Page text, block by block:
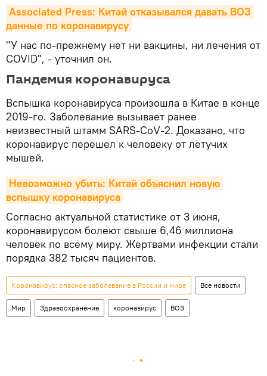
Associated Press: Китай отказывался давать ВОЗ
данные по коронавирусу
"У нас по-прежнему нет ни вакцины, ни лечения от
COVID", - уточнил он.
Пандемия коронавируса
Вспышка коронавируса произошла в Китае в конце
2019-го. Заболевание вызывает ранее
неизвестный штамм SARS-CoV-2. Доказано, что
коронавирус перешел к человеку от летучих
мышей.
Невозможно убить: Китай объяснил новую
вспышку коронавируса
Согласно актуальной статистике от 3 июня,
коронавирусом болеют свыше 6,46 миллиона
человек по всему миру. Жертвами инфекции стали
порядка 382 тысяч пациентов.
Коронавирус: опасное заболевание в России и мире Все новости
Мир Здравоохранение коронавирус ВОЗ